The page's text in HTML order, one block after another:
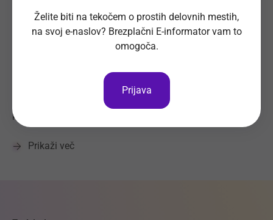
Strojništvo, Metalurgija, Rudarstvo (187)
(140)
Management, Poslovno svetovanje, Organizacija
Komerciala, Trženje
Prikaži več
Želite biti na tekočem o prostih delovnih mestih,
na svoj e-naslov? Brezplačni E-informator vam to
omogoča.
Prijava